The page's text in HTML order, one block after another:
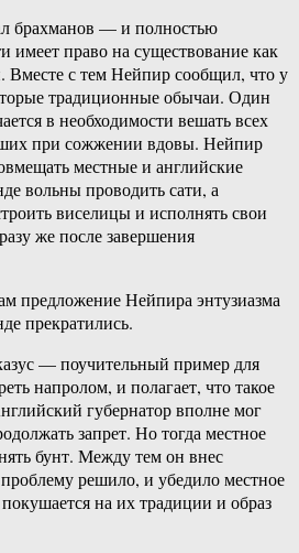
брахманов — и полностью
имеет право на существование как
Вместе с тем Нейпир сообщил, что у
традиционные обычаи. Один
в необходимости вешать всех
при сожжении вдовы. Нейпир
местные и английские
вольны проводить сати, а
виселицы и исполнять свои
же после завершения
предложение Нейпира энтузиазма
прекратились.
— поучительный пример для
напролом, и полагает, что такое
губернатор вполне мог
запрет. Но тогда местное
бунт. Между тем он внес
решило, и убедило местное
на их традиции и образ